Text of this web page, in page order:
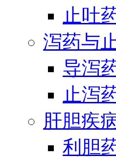
止吐
泻药与
导泻
止泻
肝胆疾
利胆